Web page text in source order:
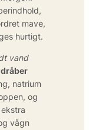
mave,
hurtigt.
vand
natrium
og
vågn